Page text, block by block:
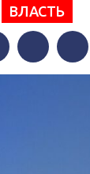
ВЛАСТЬ
Twitter